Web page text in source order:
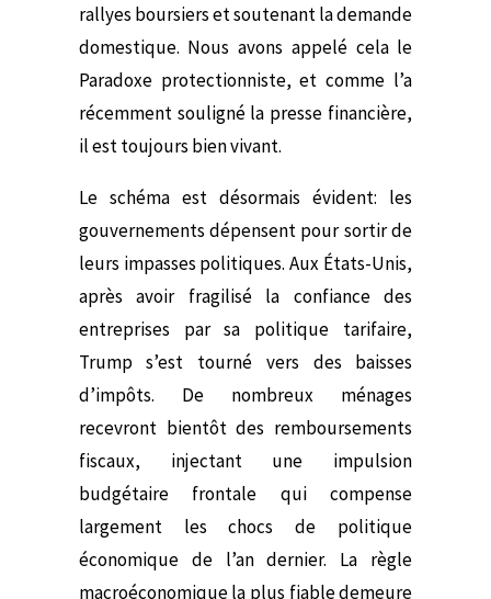
rallyes boursiers et soutenant la demande
domestique. Nous avons appelé cela le
Paradoxe protectionniste, et comme l’a
récemment souligné la presse financière,
il est toujours bien vivant.
Le schéma est désormais évident: les
gouvernements dépensent pour sortir de
leurs impasses politiques. Aux États-Unis,
après avoir fragilisé la confiance des
entreprises par sa politique tarifaire,
Trump s’est tourné vers des baisses
d’impôts. De nombreux ménages
recevront bientôt des remboursements
fiscaux, injectant une impulsion
budgétaire frontale qui compense
largement les chocs de politique
économique de l’an dernier. La règle
macroéconomique la plus fiable demeure